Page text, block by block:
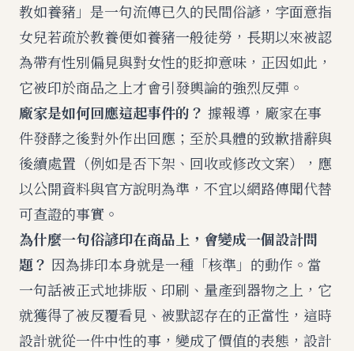
教如養豬」是一句流傳已久的民間俗諺，字面意指
女兒若疏於教養便如養豬一般徒勞，長期以來被認
為帶有性別偏見與對女性的貶抑意味，正因如此，
它被印於商品之上才會引發輿論的強烈反彈。
廠家是如何回應這起事件的？ 據報導，廠家在事
件發酵之後對外作出回應；至於具體的致歉措辭與
後續處置（例如是否下架、回收或修改文案），應
以公開資料與官方說明為準，不宜以網路傳聞代替
可查證的事實。
為什麼一句俗諺印在商品上，會變成一個設計問
題？ 因為排印本身就是一種「核準」的動作。當
一句話被正式地排版、印刷、量產到器物之上，它
就獲得了被反覆看見、被默認存在的正當性，這時
設計就從一件中性的事，變成了價值的表態，設計